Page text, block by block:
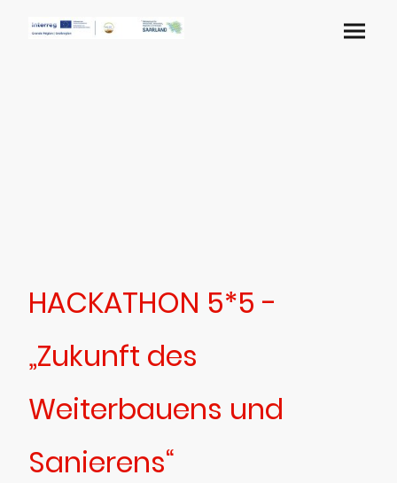
HACKATHON 5*5 -
„Zukunft des
Weiterbauens und
Sanierens“